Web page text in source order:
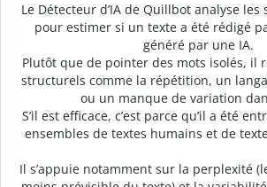
Le Détecteur d’IA de Quillbot analyse les
pour estimer si un texte a été rédigé
généré par une IA.
Plutôt que de pointer des mots isolés, il
structurels comme la répétition, un
ou un manque de variation
S’il est efficace, c’est parce qu’il a été
ensembles de textes humains et de
Il s’appuie notamment sur la perplexité